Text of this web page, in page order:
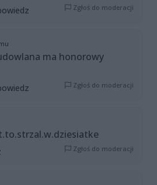
Zgłoś do moderacji
ma honorowy
Zgłoś do moderacji
Zgłoś do moderacji